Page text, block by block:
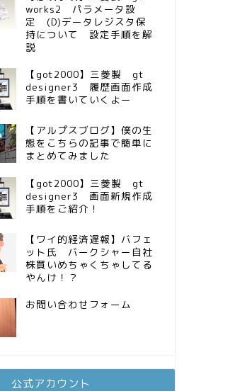
works2 パラメータ設
定 (D)データレジスタ保
持について 設定手順を解
説
【got2000】三菱製 gt
designer3 履歴画面作成
手順を書いていくよー
【アルプスブログ】僕の生
態をこちらの記事で簡単に
まとめてみました
【got2000】三菱製 gt
designer3 画面新規作成
手順をご紹介！
【ワイ的経済遅報】バフェ
ット氏 バークシャー自社
株買いめちゃくちゃしてる
やんけ！？
お問い合わせフォーム
公式アカウント